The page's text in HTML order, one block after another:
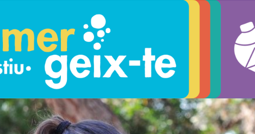
ACCIÓ SOCIAL I JOVES